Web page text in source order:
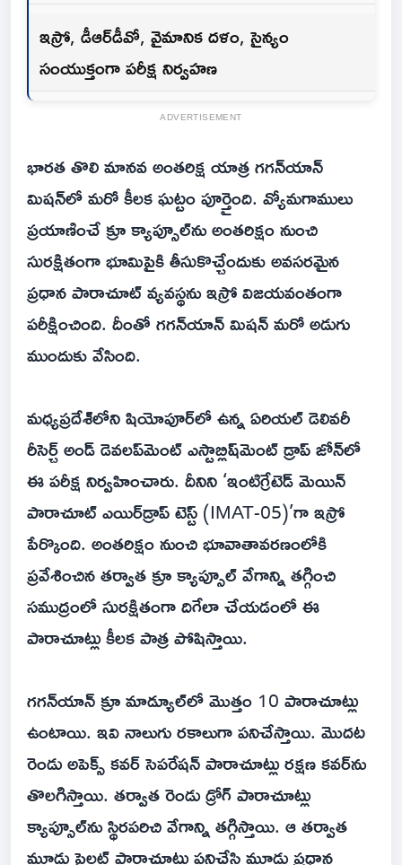
ఇస్రో, డీఆర్‌డీవో, వైమానిక దళం, సైన్యం
సంయుక్తంగా పరీక్ష నిర్వహణ
ADVERTISEMENT
భారత తొలి మానవ అంతరిక్ష యాత్ర గగన్‌యాన్‌
మిషన్‌లో మరో కీలక ఘట్టం పూర్తైంది. వ్యోమగాములు
ప్రయాణించే క్రూ క్యాప్సూల్‌ను అంతరిక్షం నుంచి
సురక్షితంగా భూమిపైకి తీసుకొచ్చేందుకు అవసరమైన
ప్రధాన పారాచూట్‌ వ్యవస్థను ఇస్రో విజయవంతంగా
పరీక్షించింది. దీంతో గగన్‌యాన్‌ మిషన్‌ మరో అడుగు
ముందుకు వేసింది.
మధ్యప్రదేశ్‌లోని షియోపూర్‌లో ఉన్న ఏరియల్‌ డెలివరీ
రీసెర్చ్‌ అండ్‌ డెవలప్‌మెంట్‌ ఎస్టాబ్లిష్‌మెంట్‌ డ్రాప్‌ జోన్‌లో
ఈ పరీక్ష నిర్వహించారు. దీనిని ‘ఇంటిగ్రేటెడ్‌ మెయిన్‌
పారాచూట్‌ ఎయిర్‌డ్రాప్‌ టెస్ట్‌ (IMAT-05)’గా ఇస్రో
పేర్కొంది. అంతరిక్షం నుంచి భూవాతావరణంలోకి
ప్రవేశించిన తర్వాత క్రూ క్యాప్సూల్‌ వేగాన్ని తగ్గించి
సముద్రంలో సురక్షితంగా దిగేలా చేయడంలో ఈ
పారాచూట్లు కీలక పాత్ర పోషిస్తాయి.
గగన్‌యాన్‌ క్రూ మాడ్యూల్‌లో మొత్తం 10 పారాచూట్లు
ఉంటాయి. ఇవి నాలుగు రకాలుగా పనిచేస్తాయి. మొదట
రెండు అపెక్స్‌ కవర్‌ సెపరేషన్‌ పారాచూట్లు రక్షణ కవర్‌ను
తొలగిస్తాయి. తర్వాత రెండు డ్రోగ్‌ పారాచూట్లు
క్యాప్సూల్‌ను స్థిరపరిచి వేగాన్ని తగ్గిస్తాయి. ఆ తర్వాత
మూడు పైలట్‌ పారాచూట్లు పనిచేసి మూడు ప్రధాన